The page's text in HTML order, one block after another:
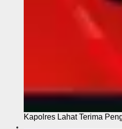
Kapolres Lahat Terima